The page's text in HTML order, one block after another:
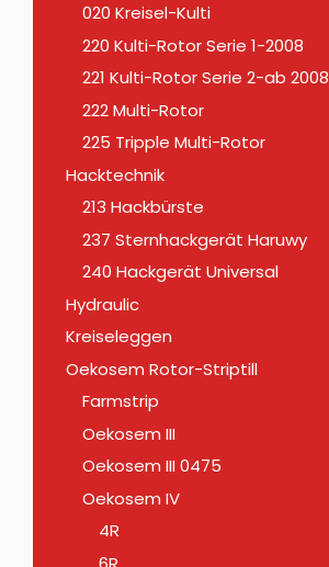
020 Kreisel-Kulti
220 Kulti-Rotor Serie 1-2008
221 Kulti-Rotor Serie 2-ab 2008
222 Multi-Rotor
225 Tripple Multi-Rotor
Hacktechnik
213 Hackbürste
237 Sternhackgerät Haruwy
240 Hackgerät Universal
Hydraulic
Kreiseleggen
Oekosem Rotor-Striptill
Farmstrip
Oekosem III
Oekosem III 0475
Oekosem IV
4R